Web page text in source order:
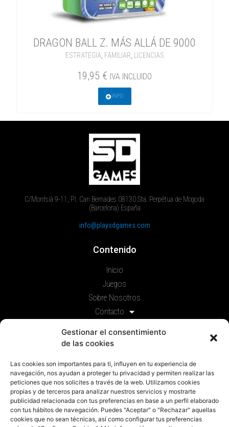
Gestionar el consentimiento
de las cookies
Las cookies son importantes para ti, influyen en tu experiencia de
navegación, nos ayudan a proteger tu privacidad y permiten realizar las
peticiones que nos solicites a través de la web. Utilizamos cookies
propias y de terceros para analizar nuestros servicios y mostrarte
publicidad relacionada con tus preferencias en base a un perfil elaborado
con tus hábitos de navegación. Puedes "Aceptar" o "Rechazar" aquellas
cookies que no sean técnicas, así como configurar tus preferencias
DRAGON BALL Z. MÁS ALLÁ DE 9000
ESTRATEGIA FAMILIAR LICENCIAS
19,95 € IVA INCLUIDO
INFO
C/Montsià 9-11, P.I. Can Bernades 08130 Sta. Perpètua de Mogoda
(Barcelona) España
info@playsdgames.com
Contenido
Inicio
Juegos
Sobre Nosotros
Contacto
Legal
Política de privacidad
Política de cookies
Aviso Legal
Componentes